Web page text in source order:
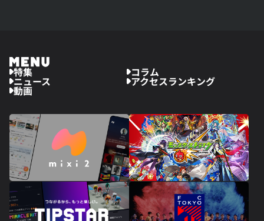
特集 コラム
ニュース アクセスランキング
動画